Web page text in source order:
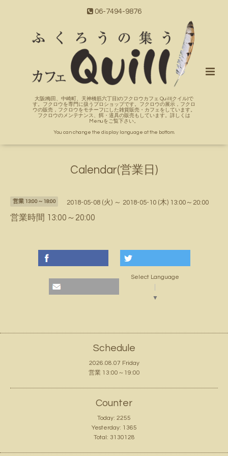
06-7494-9876
大阪(梅田、中崎町、天神橋筋六丁目)のフクロウカフェ Quill(クイル)で
す。フクロウを専門に扱うプロショップです。フクロウの展示，フクロ
ウの販売，フクロウをモチーフにした雑貨販売・カフェをしています。
フクロウのメンテナンス、餌・道具の販売もしています。詳しくは
Menuをご覧下さい。
You can change the display language at the bottom.
Calendar(営業日)
営業 13:00～18:00 2018-05-08 (火) ～ 2018-05-10 (木) 13:00～20:00
営業時間 13:00～20:00
Select Language
▼
Schedule
2026.08.07 Friday
営業 13:00～19:00
Counter
Today: 2255
Yesterday: 1365
Total: 3130128